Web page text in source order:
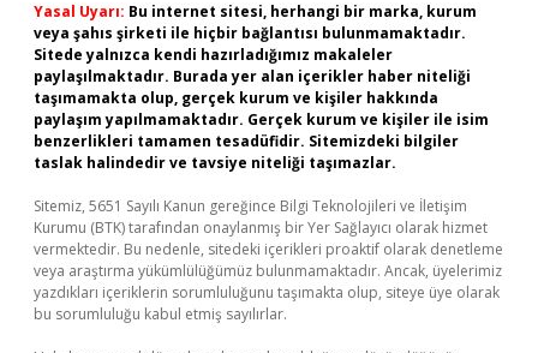
Yasal Uyarı: Bu internet sitesi, herhangi bir marka, kurum
veya şahıs şirketi ile hiçbir bağlantısı bulunmamaktadır.
Sitede yalnızca kendi hazırladığımız makaleler
paylaşılmaktadır. Burada yer alan içerikler haber niteliği
taşımamakta olup, gerçek kurum ve kişiler hakkında
paylaşım yapılmamaktadır. Gerçek kurum ve kişiler ile isim
benzerlikleri tamamen tesadüfidir. Sitemizdeki bilgiler
taslak halindedir ve tavsiye niteliği taşımazlar.
Sitemiz, 5651 Sayılı Kanun gereğince Bilgi Teknolojileri ve İletişim
Kurumu (BTK) tarafından onaylanmış bir Yer Sağlayıcı olarak hizmet
vermektedir. Bu nedenle, sitedeki içerikleri proaktif olarak denetleme
veya araştırma yükümlülüğümüz bulunmamaktadır. Ancak, üyelerimiz
yazdıkları içeriklerin sorumluluğunu taşımakta olup, siteye üye olarak
bu sorumluluğu kabul etmiş sayılırlar.